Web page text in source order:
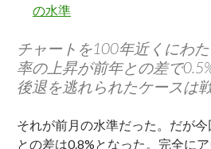
の水準
チャートを100年近くにわ
率の上昇が前年との差で
後退を逃れられたケースは
それが前月の水準だった。だが
との差は0.8%となった。完全にア